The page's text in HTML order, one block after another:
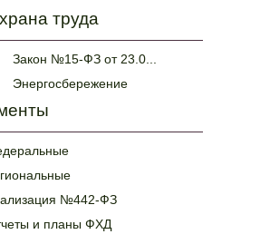
труда
Закон №15-ФЗ от 23.0...
Энергосбережение
№442-ФЗ
и планы ФХД